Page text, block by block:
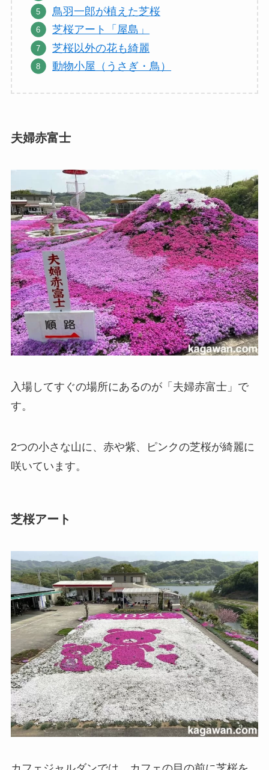
鳥羽一郎が植えた芝桜
芝桜アート「屋島」
芝桜以外の花も綺麗
動物小屋（うさぎ・鳥）
夫婦赤富士
入場してすぐの場所にあるのが「夫婦赤富士」で
す。
2つの小さな山に、赤や紫、ピンクの芝桜が綺麗に
咲いています。
芝桜アート